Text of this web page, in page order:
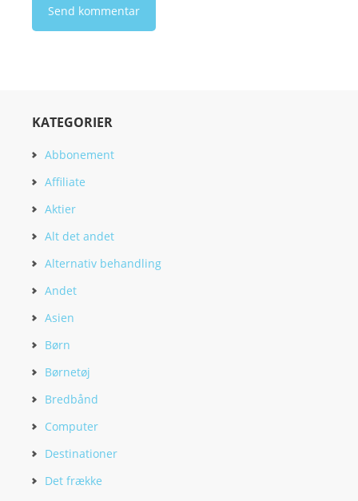
KATEGORIER
Abbonement
Affiliate
Aktier
Alt det andet
Alternativ behandling
Andet
Asien
Børn
Børnetøj
Bredbånd
Computer
Destinationer
Det frække